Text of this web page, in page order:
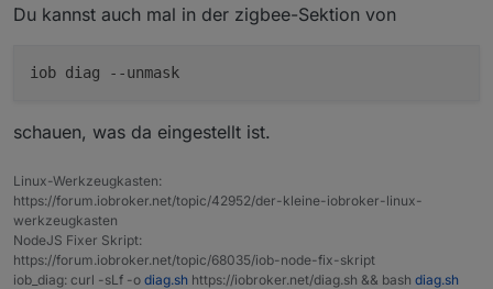
/dev/serial/by-id/usb-SMLIGHT_SMLIGHT_SLZB-
/dev/ttyUSB0 müsste doch eigentlich auch möglich sein,
oder ?
Du kannst auch mal in der zigbee-Sektion von
iob diag --unmask
schauen, was da eingestellt ist.
Linux-Werkzeugkasten:
https://forum.iobroker.net/topic/42952/der-kleine-iobroker-linux-
werkzeugkasten
NodeJS Fixer Skript:
https://forum.iobroker.net/topic/68035/iob-node-fix-skript
iob_diag: curl -sLf -o diag.sh https://iobroker.net/diag.sh && bash diag.sh